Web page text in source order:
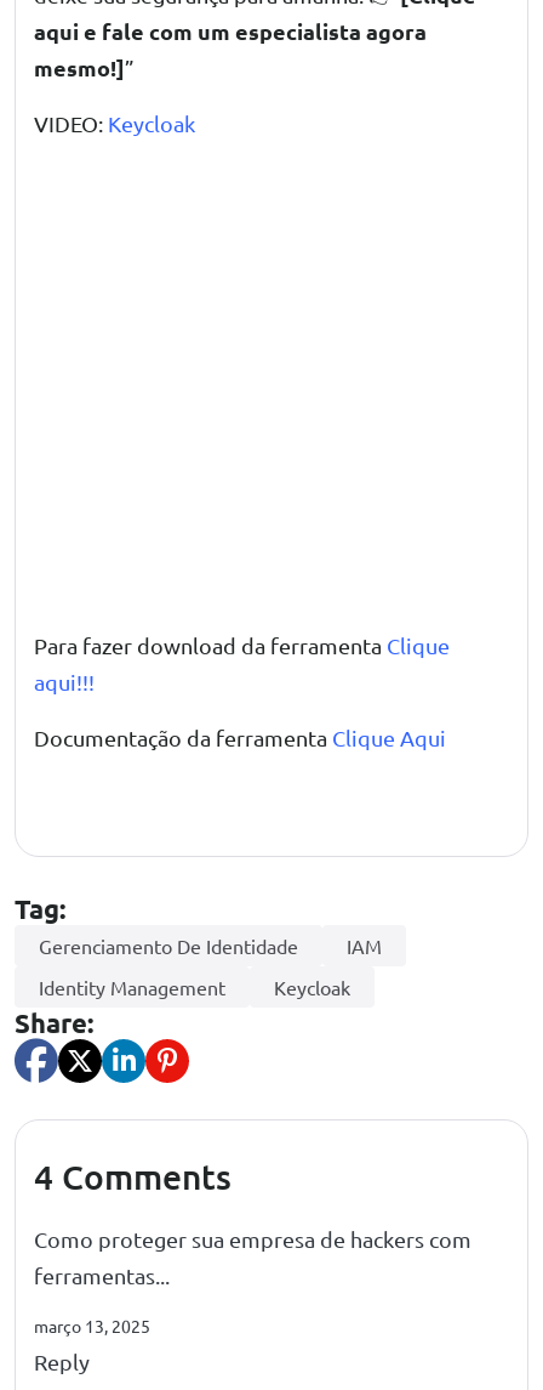
aqui e fale com um especialista agora
mesmo!]”
VIDEO: Keycloak
Para fazer download da ferramenta Clique
aqui!!!
Documentação da ferramenta Clique Aqui
Tag:
Gerenciamento De Identidade
IAM
Identity Management
Keycloak
Share:
4 Comments
Como proteger sua empresa de hackers com
ferramentas...
março 13, 2025
Reply